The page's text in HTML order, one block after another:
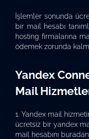
İşlemler sonunda
bir mail hesabı
hosting firmalarına
ödemek zorunda
Yandex
Mail
Yandex mail
ücretsiz bir yandex
mail hesabını buradan